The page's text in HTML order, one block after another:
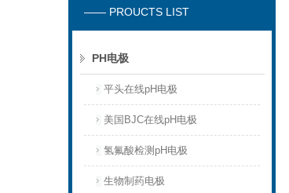
厦门沃泰科技有限公司
—— PROUCTS LIST
PH电极
平头在线pH电极
美国BJC在线pH电极
氢氟酸检测pH电极
生物制药电极